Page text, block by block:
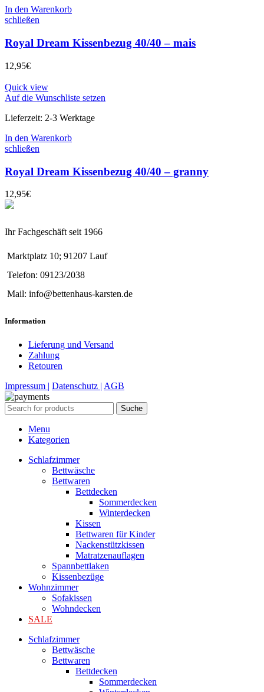
In den Warenkorb
schließen
Royal Dream Kissenbezug 40/40 – mais
12,95€
Quick view
Auf die Wunschliste setzen
Lieferzeit: 2-3 Werktage
In den Warenkorb
schließen
Royal Dream Kissenbezug 40/40 – granny
12,95€
Ihr Fachgeschäft seit 1966
Marktplatz 10; 91207 Lauf
Telefon: 09123/2038
Mail: info@bettenhaus-karsten.de
Information
Lieferung und Versand
Zahlung
Retouren
Impressum | Datenschutz | AGB
Suche
Menu
Kategorien
Schlafzimmer
Bettwäsche
Bettwaren
Bettdecken
Sommerdecken
Winterdecken
Kissen
Bettwaren für Kinder
Nackenstützkissen
Matratzenauflagen
Spannbettlaken
Kissenbezüge
Wohnzimmer
Sofakissen
Wohndecken
SALE
Schlafzimmer
Bettwäsche
Bettwaren
Bettdecken
Sommerdecken